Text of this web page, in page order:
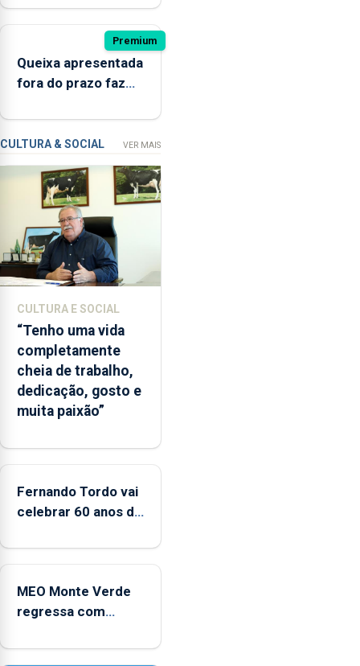
estado
interditada
microbiológica”,
pela
terceira
desde
o
início
da
época
balnear
Premium
Queixa apresentada
fora do prazo faz
por violação
CULTURA & SOCIAL VER MAIS
CULTURA E SOCIAL
“Tenho uma vida
completamente
cheia de trabalho,
dedicação, gosto e
muita paixão”
Fernando Tordo vai
celebrar 60 anos de
Micaelense
MEO Monte Verde
regressa com
acessibilidade